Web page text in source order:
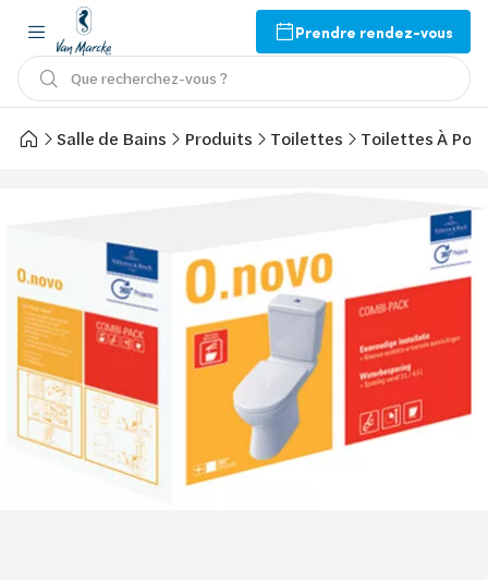
Prendre rendez-vous
Que recherchez-vous ?
Salle de Bains Produits Toilettes Toilettes À